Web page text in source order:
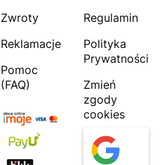
Zwroty
Reklamacje
Pomoc
(FAQ)
Regulamin
Polityka
Prywatności
Zmień
zgody
cookies